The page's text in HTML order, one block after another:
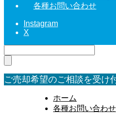
各種お問い合わせ
Instagram
X
ご売却希望のご相談を受け
ホーム
各種お問い合わせ